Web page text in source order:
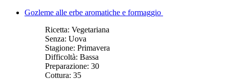
Gozleme alle erbe aromatiche e formaggio
Ricetta: Vegetariana
Senza: Uova
Stagione: Primavera
Difficoltà: Bassa
Preparazione: 30
Cottura: 35